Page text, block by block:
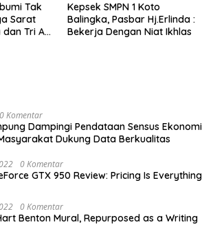
Tak
Sarat
Tri Aji
Kepsek SMPN 1 Koto
Balingka, Pasbar Hj.Erlinda :
Bekerja Dengan Niat Ikhlas
0 Komentar
Dampingi Pendataan Sensus Ekonomi
Dukung Data Berkualitas
0 Komentar
GTX 950 Review: Pricing Is Everything
0 Komentar
Benton Mural, Repurposed as a Writing